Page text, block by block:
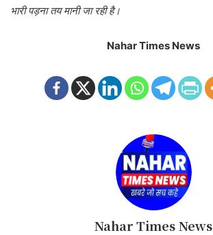
भारी पड़ना तय मानी जा रही है।
Nahar Times News
Nahar Times News